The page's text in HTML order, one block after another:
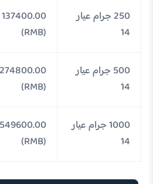
250 جرام عيار
14
(RMB)
500 جرام عيار
14
(RMB)
1000 جرام عيار
14
(RMB)